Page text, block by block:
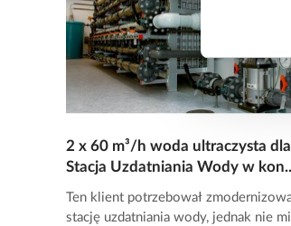
2 x 60 m³/h woda ultraczysta
Stacja Uzdatniania Wody w
Ten klient potrzebował
stację uzdatniania wody, jednak nie